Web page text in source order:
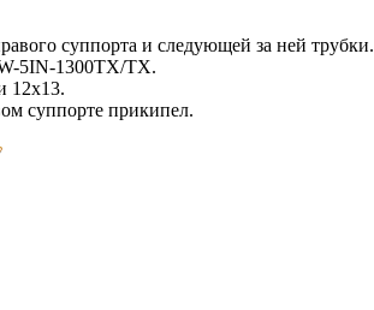
суппорта и следующей за ней трубки.
5IN-1300TX/TX.
12х13.
суппорте прикипел.